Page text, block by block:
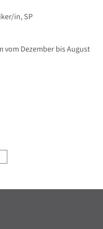
in, SP
Dezember bis August